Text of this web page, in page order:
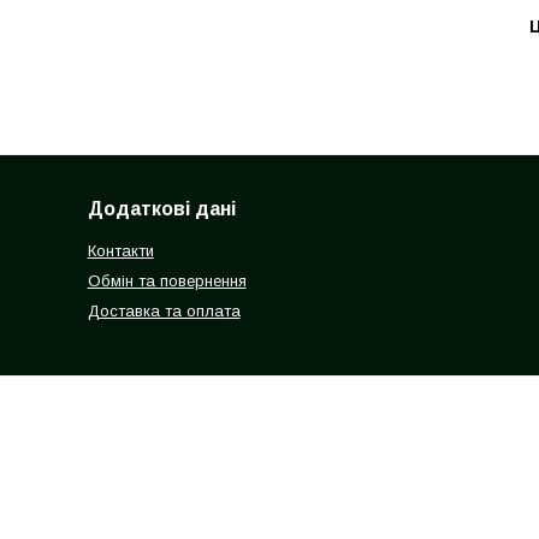
Додаткові дані
Контакти
Обмін та повернення
Доставка та оплата